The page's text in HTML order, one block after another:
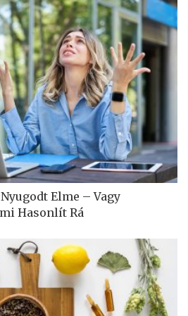
Elme – Vagy
Hasonlít Rá